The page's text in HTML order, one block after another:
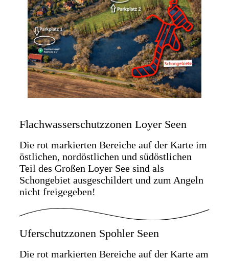
Flachwasserschutzzonen Loyer Seen
Die rot markierten Bereiche auf der Karte im
östlichen, nordöstlichen und südöstlichen
Teil des Großen Loyer See sind als
Schongebiet ausgeschildert und zum Angeln
nicht freigegeben!
Uferschutzzonen Spohler Seen
Die rot markierten Bereiche auf der Karte am